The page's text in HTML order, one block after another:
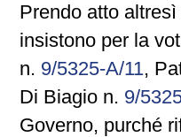
Prendo atto
insistono per la
n. 9/5325-A/11,
Di Biagio n. 9/
Governo, purché